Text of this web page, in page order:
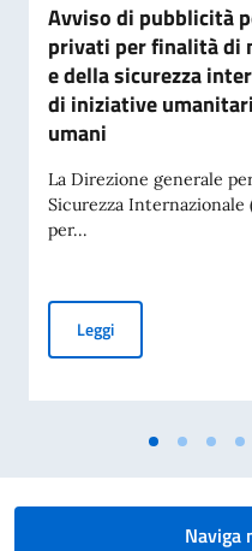
Avviso di pubblicità
privati per finalità di
e della sicurezza
di iniziative
umani
La Direzione generale
Sicurezza Internazionale
per...
LeggiAvviso di
Naviga